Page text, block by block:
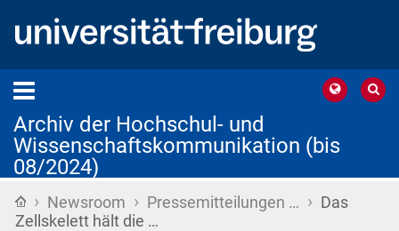
Archiv der Hochschul- und
Wissenschaftskommunikation (bis
08/2024)
Startseite
› Newsroom › Pressemitteilungen … › Das
Zellskelett hält die …